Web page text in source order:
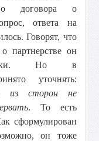
договора о
ответа на
Говорят, что
партнерстве он
Но в
уточнять:
из сторон не
. То есть
сформулирован
он тоже